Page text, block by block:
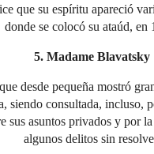
que su espíritu apareció
donde se colocó su ataúd, en
5. Madame Blavatsky
desde pequeña mostró
siendo consultada, incluso,
sus asuntos privados y por
algunos delitos sin